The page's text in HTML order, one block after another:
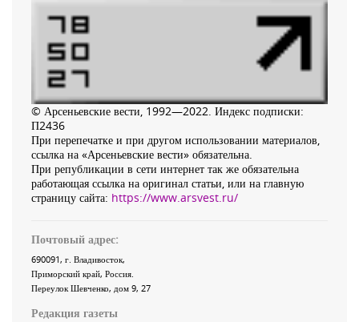
© Арсеньевские вести, 1992—2022. Индекс подписки:
П2436
При перепечатке и при другом использовании материалов,
ссылка на «Арсеньевские вести» обязательна.
При републикации в сети интернет так же обязательна
работающая ссылка на оригинал статьи, или на главную
страницу сайта: https://www.arsvest.ru/
Почтовый адрес:
690091, г. Владивосток,
Приморский край, Россия
Переулок Шевченко, дом 9, 27
Редакция газеты